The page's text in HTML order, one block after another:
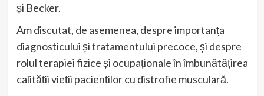
și Becker.
Am discutat, de asemenea, despre importanța
diagnosticului și tratamentului precoce, și despre
rolul terapiei fizice și ocupaționale în îmbunătățirea
calității vieții pacienților cu distrofie musculară.